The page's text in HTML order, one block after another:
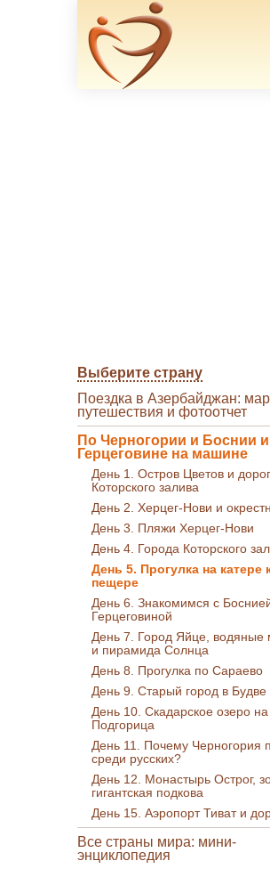
Выберите страну
Поездка в Азербайджан:
путешествия и фотоотчет
По Черногории и Боснии и
Герцеговине на машине
День 1. Остров Цветов и
Которского залива
День 2. Херцег-Нови и
День 3. Пляжи Херцег-Нови
День 4. Города Которского
День 5. Прогулка на катере
пещере
День 6. Знакомимся с
Герцеговиной
День 7. Город Яйце, водяные
и пирамида Солнца
День 8. Прогулка по Сараево
День 9. Старый город в Будве
День 10. Скадарское озеро на
Подгорица
День 11. Почему Черногория
среди русских?
День 12. Монастырь Острог,
гигантская подкова
День 15. Аэропорт Тиват и
Все страны мира: мини-
энциклопедия